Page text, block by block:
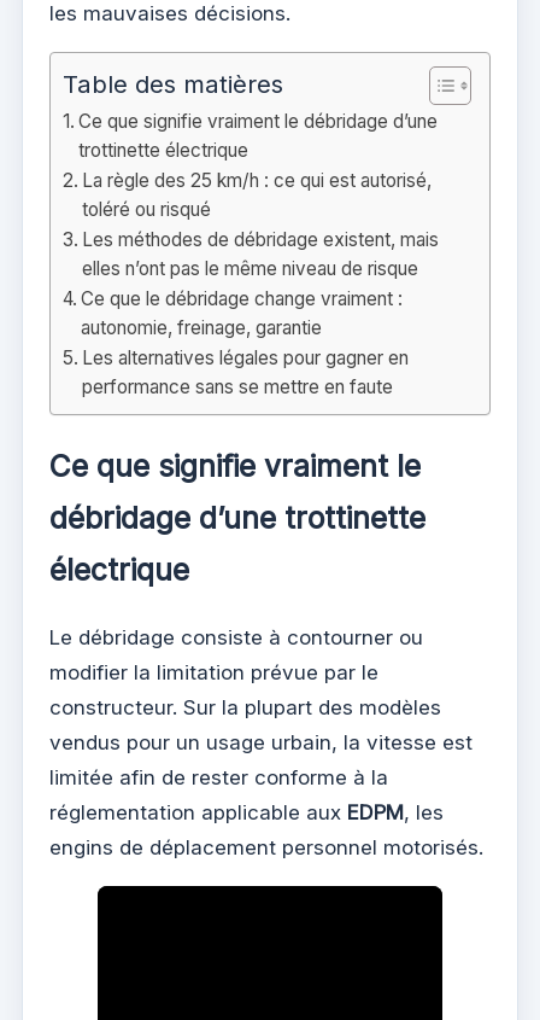
les mauvaises décisions.
Table des matières
Ce que signifie vraiment le débridage d’une
trottinette électrique
La règle des 25 km/h : ce qui est autorisé,
toléré ou risqué
Les méthodes de débridage existent, mais
elles n’ont pas le même niveau de risque
Ce que le débridage change vraiment :
autonomie, freinage, garantie
Les alternatives légales pour gagner en
performance sans se mettre en faute
Ce que signifie vraiment le
débridage d’une trottinette
électrique
Le débridage consiste à contourner ou
modifier la limitation prévue par le
constructeur. Sur la plupart des modèles
vendus pour un usage urbain, la vitesse est
limitée afin de rester conforme à la
réglementation applicable aux EDPM, les
engins de déplacement personnel motorisés.